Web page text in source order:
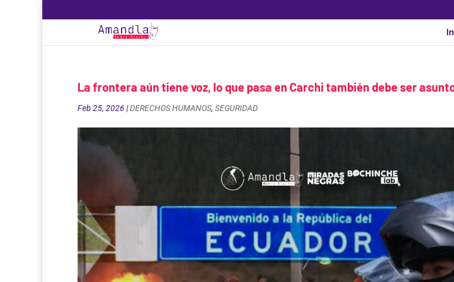
La frontera aún tiene voz, lo que pasa en Carchi también debe ser
Feb 25, 2026 |DERECHOS HUMANOS, SEGURIDAD